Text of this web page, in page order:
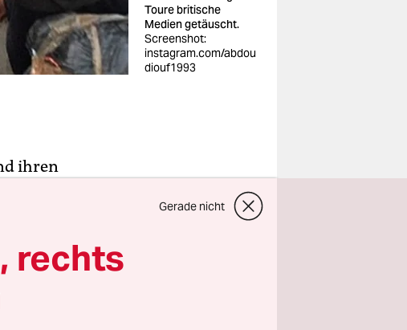
Toure britische
Medien getäuscht.
Screenshot:
instagram.com/abdou
diouf1993
ihren
mit der
auch einem
auf den
Gerade nicht
rechts